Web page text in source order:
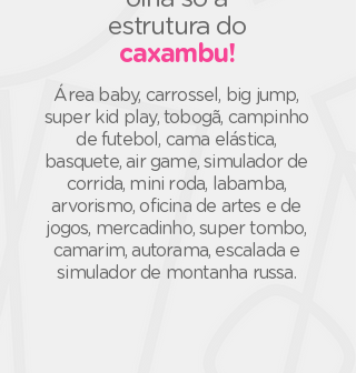
estrutura do
caxambu!
Área baby, carrossel, big jump,
super kid play, tobogã, campinho
de futebol, cama elástica,
basquete, air game, simulador de
corrida, mini roda, labamba,
arvorismo, oficina de artes e de
jogos, mercadinho, super tombo,
camarim, autorama, escalada e
simulador de montanha russa.